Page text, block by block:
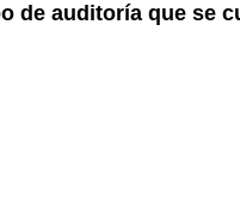
de auditoría que se